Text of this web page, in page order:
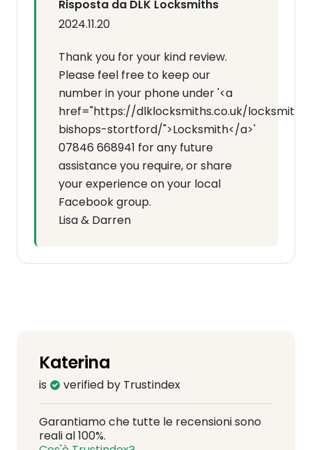
Risposta da DLK Locksmiths
2024.11.20
Thank you for your kind review.
Please feel free to keep our
number in your phone under '<a
href="https://dlklocksmiths.co.uk/locksmith-
bishops-stortford/">Locksmith</a>'
07846 668941 for any future
assistance you require, or share
your experience on your local
Facebook group.
Lisa & Darren
Katerina
is verified by Trustindex
Garantiamo che tutte le recensioni sono
reali al 100%.